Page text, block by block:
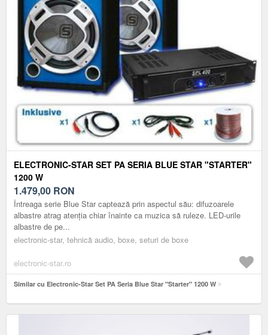
ELECTRONIC-STAR SET PA SERIA BLUE STAR "STARTER"
1200 W
1.479,00 RON
Întreaga serie Blue Star captează prin aspectul său: difuzoarele
albastre atrag atenția chiar înainte ca muzica să ruleze. LED-urile
albastre de pe...
electronic-star, tehnică audio, boxe, seturi de boxe
electronic-star.ro
Similar cu Electronic-Star Set PA Seria Blue Star "Starter" 1200 W